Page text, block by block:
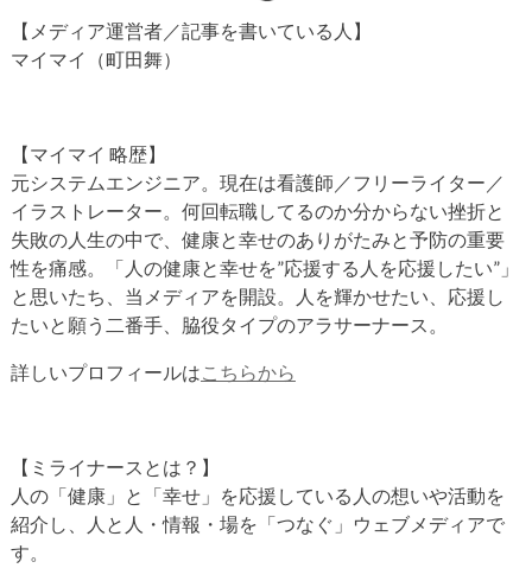
【メディア運営者／記事を書いている人】
マイマイ（町田舞）
【マイマイ 略歴】
元システムエンジニア。現在は看護師／フリーライター／
イラストレーター。何回転職してるのか分からない挫折と
失敗の人生の中で、健康と幸せのありがたみと予防の重要
性を痛感。「人の健康と幸せを”応援する人を応援したい”」
と思いたち、当メディアを開設。人を輝かせたい、応援し
たいと願う二番手、脇役タイプのアラサーナース。
詳しいプロフィールはこちらから
【ミライナースとは？】
人の「健康」と「幸せ」を応援している人の想いや活動を
紹介し、人と人・情報・場を「つなぐ」ウェブメディアで
す。